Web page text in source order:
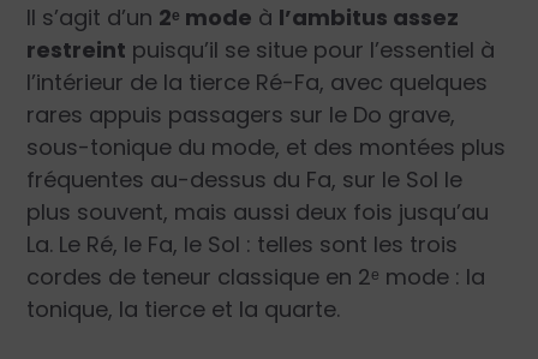
Il s’agit d’un 2ᵉ mode à l’ambitus assez
restreint puisqu’il se situe pour l’essentiel à
l’intérieur de la tierce Ré-Fa, avec quelques
rares appuis passagers sur le Do grave,
sous-tonique du mode, et des montées plus
fréquentes au-dessus du Fa, sur le Sol le
plus souvent, mais aussi deux fois jusqu’au
La. Le Ré, le Fa, le Sol : telles sont les trois
cordes de teneur classique en 2ᵉ mode : la
tonique, la tierce et la quarte.